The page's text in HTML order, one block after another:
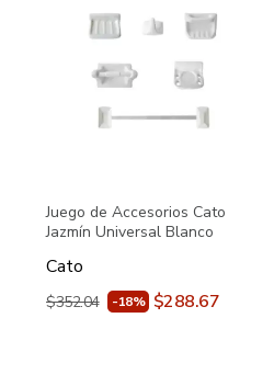
Juego de Accesorios Cato
Jazmín Universal Blanco
Cato
$352.04 -18% $288.67